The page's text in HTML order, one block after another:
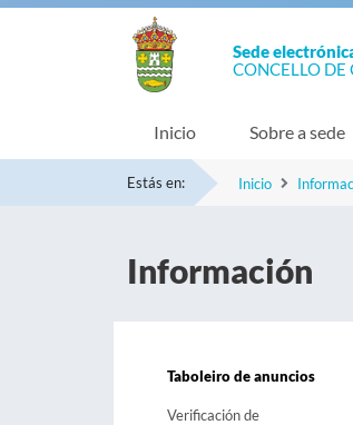
Sede
CONCELLO DE
Inicio Sobre a sede
Estás en: Inicio
Información
Taboleiro de anuncios
Verificación de